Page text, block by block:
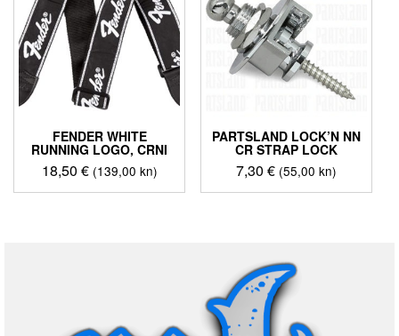
FENDER WHITE
RUNNING LOGO, CRNI
18,50 € (139,00 kn)
PARTSLAND LOCK’N NN
CR STRAP LOCK
7,30 € (55,00 kn)